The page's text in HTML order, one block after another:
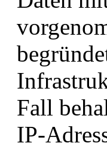
Fall
IP-